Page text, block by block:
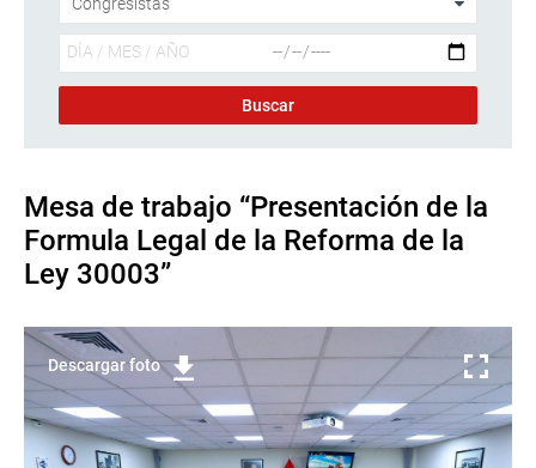
Mesa de trabajo “Presentación de la
Formula Legal de la Reforma de la
Ley 30003”
Descargar foto